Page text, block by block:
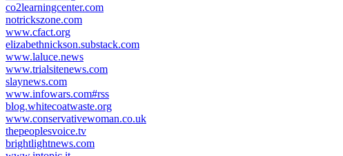
co2learningcenter.com
notrickszone.com
www.cfact.org
elizabethnickson.substack.com
www.laluce.news
www.trialsitenews.com
slaynews.com
www.infowars.com#rss
blog.whitecoatwaste.org
www.conservativewoman.co.uk
thepeoplesvoice.tv
brightlightnews.com